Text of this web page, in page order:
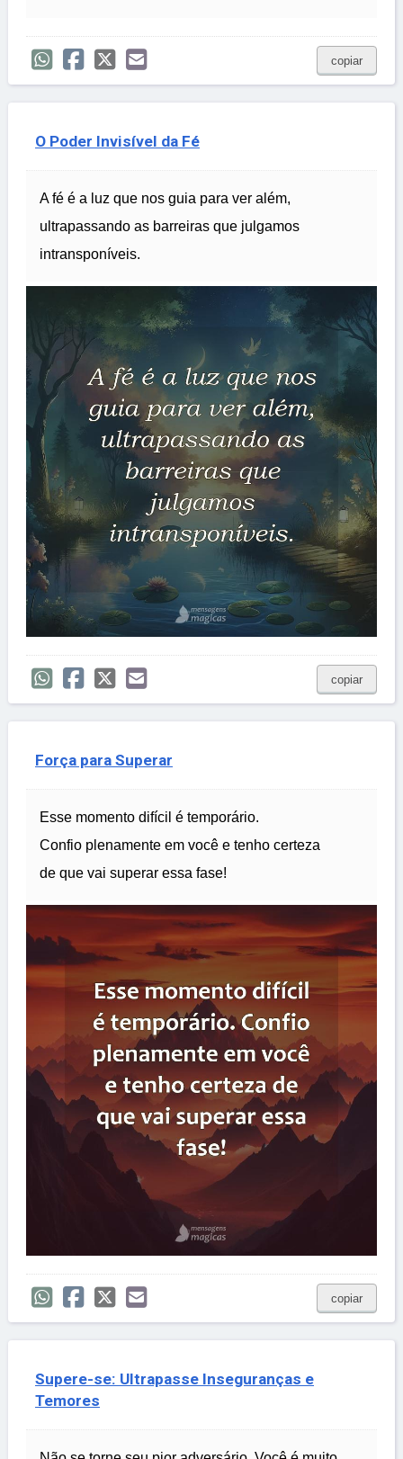
copiar
O Poder Invisível da Fé
A fé é a luz que nos guia para ver além,
ultrapassando as barreiras que julgamos
intransponíveis.
copiar
Força para Superar
Esse momento difícil é temporário.
Confio plenamente em você e tenho certeza
de que vai superar essa fase!
copiar
Supere-se: Ultrapasse Inseguranças e
Temores